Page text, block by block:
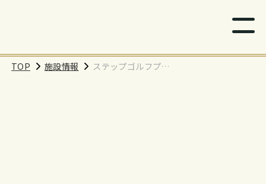
TOP 施設情報
ステップゴルフプラ